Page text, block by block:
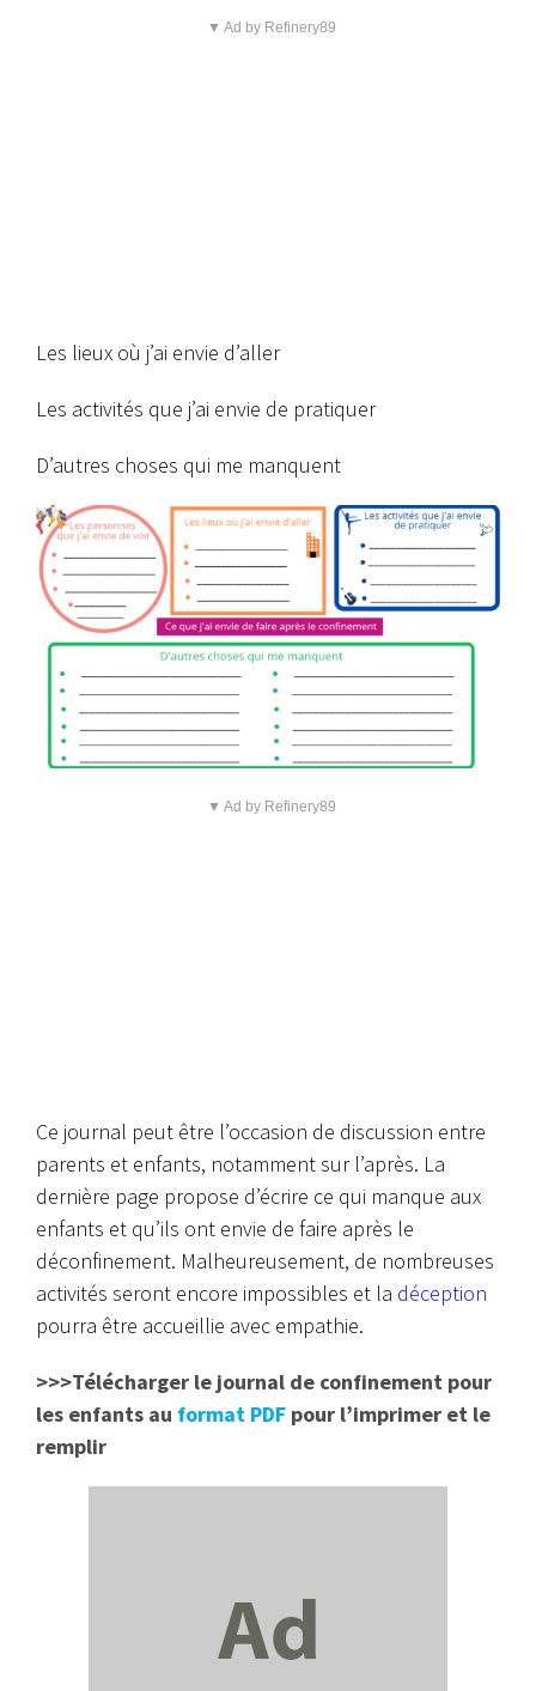
▼ Ad by Refinery89
Les lieux où j’ai envie d’aller
Les activités que j’ai envie de pratiquer
D’autres choses qui me manquent
▼ Ad by Refinery89
Ce journal peut être l’occasion de discussion entre
parents et enfants, notamment sur l’après. La
dernière page propose d’écrire ce qui manque aux
enfants et qu’ils ont envie de faire après le
déconfinement. Malheureusement, de nombreuses
activités seront encore impossibles et la déception
pourra être accueillie avec empathie.
>>>Télécharger le journal de confinement pour
les enfants au format PDF pour l’imprimer et le
remplir